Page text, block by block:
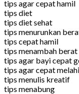
tips agar cepat hamil
tips diet
tips diet sehat
tips menurunkan
tips cepat hamil
tips menambah berat
tips agar bayi cepat
tips agar cepat
tips menulis kreatif
tips menabung